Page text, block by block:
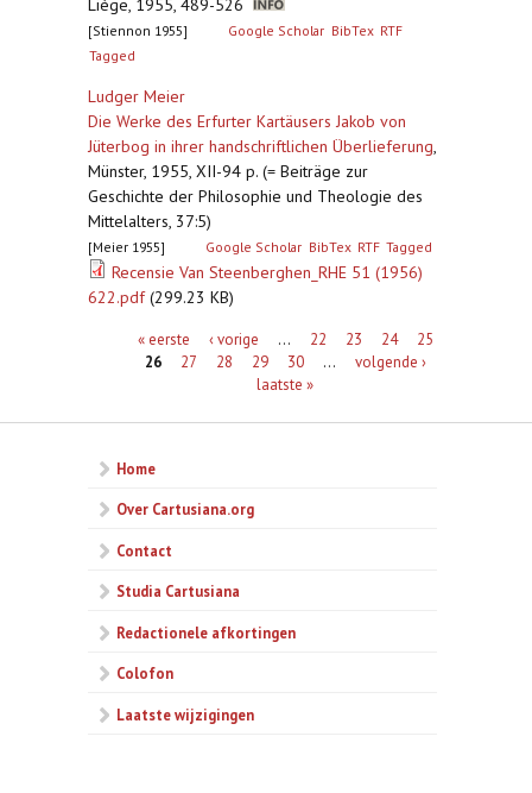
Liège, 1955, 489-526
[Stiennon 1955] Google Scholar BibTex RTF
Tagged
Ludger Meier
Die Werke des Erfurter Kartäusers Jakob von
Jüterbog in ihrer handschriftlichen Überlieferung,
Münster, 1955, XII-94 p. (= Beiträge zur
Geschichte der Philosophie und Theologie des
Mittelalters, 37:5)
[Meier 1955] Google Scholar BibTex RTF Tagged
Recensie Van Steenberghen_RHE 51 (1956)
622.pdf(299.23 KB)
Pagina's« eerste ‹ vorige … 22 23 24
25
26
27 28 29 30 …
volgende ›
laatste »
Home
Over Cartusiana.org
Contact
Studia Cartusiana
Redactionele afkortingen
Colofon
Laatste wijzigingen